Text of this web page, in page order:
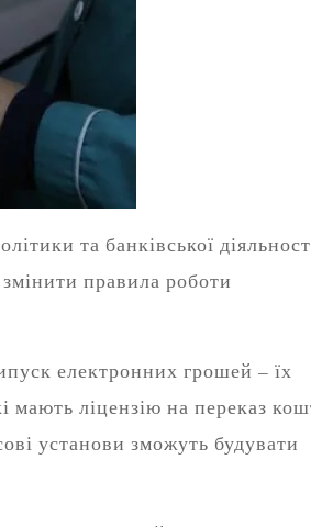
та банківської
правила роботи
електронних грошей – їх
мають ліцензію на переказ
установи зможуть будувати